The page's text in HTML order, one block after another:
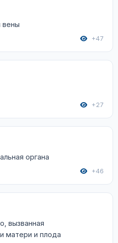
вены
+47
+27
органа
+46
вызванная
матери и плода